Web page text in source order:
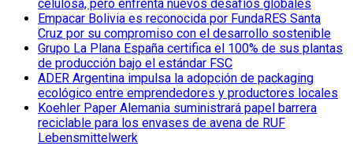
celulosa, pero enfrenta nuevos desafíos globales
Empacar Bolivia es reconocida por FundaRES Santa
Cruz por su compromiso con el desarrollo sostenible
Grupo La Plana España certifica el 100% de sus plantas
de producción bajo el estándar FSC
ADER Argentina impulsa la adopción de packaging
ecológico entre emprendedores y productores locales
Koehler Paper Alemania suministrará papel barrera
reciclable para los envases de avena de RUF
Lebensmittelwerk